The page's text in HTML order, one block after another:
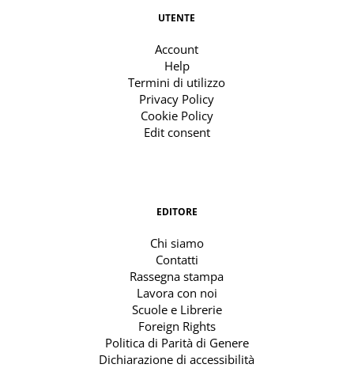
UTENTE
Account
Help
Termini di utilizzo
Privacy Policy
Cookie Policy
Edit consent
EDITORE
Chi siamo
Contatti
Rassegna stampa
Lavora con noi
Scuole e Librerie
Foreign Rights
Politica di Parità di Genere
Dichiarazione di accessibilità